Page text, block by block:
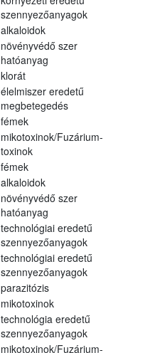
szennyezőanyagok
alkaloidok
növényvédő szer
hatóanyag
klorát
élelmiszer eredetű
megbetegedés
fémek
mikotoxinok/Fuzárium-
toxinok
fémek
alkaloidok
növényvédő szer
hatóanyag
technológiai eredetű
szennyezőanyagok
technológiai eredetű
szennyezőanyagok
parazitózis
mikotoxinok
technológia eredetű
szennyezőanyagok
mikotoxinok/Fuzárium-